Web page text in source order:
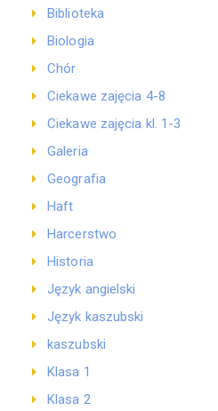
Biblioteka
Biologia
Chór
Ciekawe zajęcia 4-8
Ciekawe zajęcia kl. 1-3
Galeria
Geografia
Haft
Harcerstwo
Historia
Język angielski
Język kaszubski
kaszubski
Klasa 1
Klasa 2